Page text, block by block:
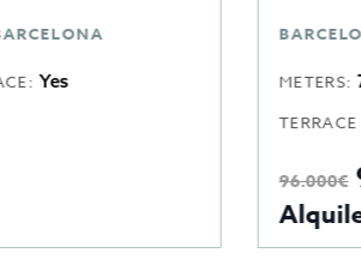
BARCELONA · GRÀCIA ·
92.000 €
Alquiler actual: